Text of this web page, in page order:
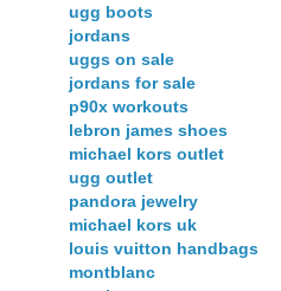
ugg boots
jordans
uggs on sale
jordans for sale
p90x workouts
lebron james shoes
michael kors outlet
ugg outlet
pandora jewelry
michael kors uk
louis vuitton handbags
montblanc